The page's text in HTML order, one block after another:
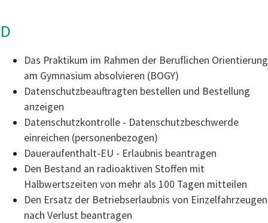
D
Das Praktikum im Rahmen der Beruflichen Orientierung
am Gymnasium absolvieren (BOGY)
Datenschutzbeauftragten bestellen und Bestellung
anzeigen
Datenschutzkontrolle - Datenschutzbeschwerde
einreichen (personenbezogen)
Daueraufenthalt-EU - Erlaubnis beantragen
Den Bestand an radioaktiven Stoffen mit
Halbwertszeiten von mehr als 100 Tagen mitteilen
Den Ersatz der Betriebserlaubnis von Einzelfahrzeugen
nach Verlust beantragen